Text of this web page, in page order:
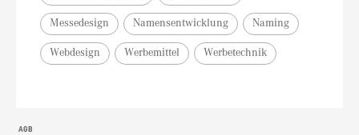
Messedesign Namensentwicklung Naming
Webdesign Werbemittel Werbetechnik
AGB